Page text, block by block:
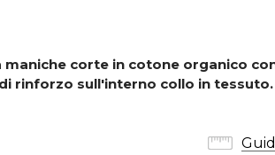
maniche corte in cotone organico
rinforzo sull'interno collo in tessuto.